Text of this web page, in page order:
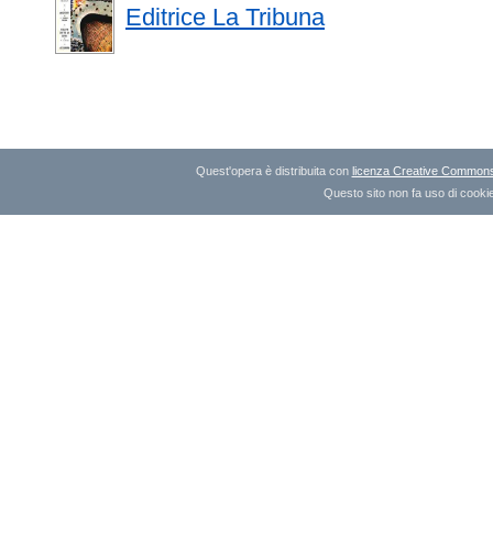
Editrice La Tribuna
Quest'opera è distribuita con licenza Creative
Questo sito non fa uso di